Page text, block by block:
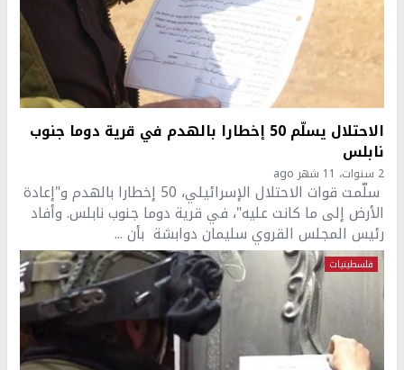
الاحتلال يسلّم 50 إخطارا بالهدم في قرية دوما جنوب
نابلس
2 سنوات، 11 شهر ago
سلّمت قوات الاحتلال الإسرائيلي، 50 إخطارا بالهدم و"إعادة
الأرض إلى ما كانت عليه"، في قرية دوما جنوب نابلس. وأفاد
رئيس المجلس القروي سليمان دوابشة بأن ...
فلسطينيات